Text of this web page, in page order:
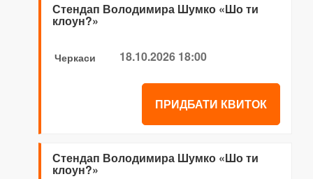
Стендап Володимира Шумко «Шо ти
клоун?»
Черкаси 18.10.2026 18:00
ПРИДБАТИ КВИТОК
Стендап Володимира Шумко «Шо ти
клоун?»